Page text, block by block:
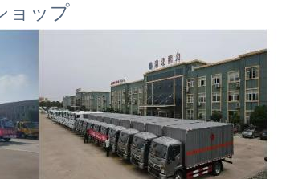
ョップ